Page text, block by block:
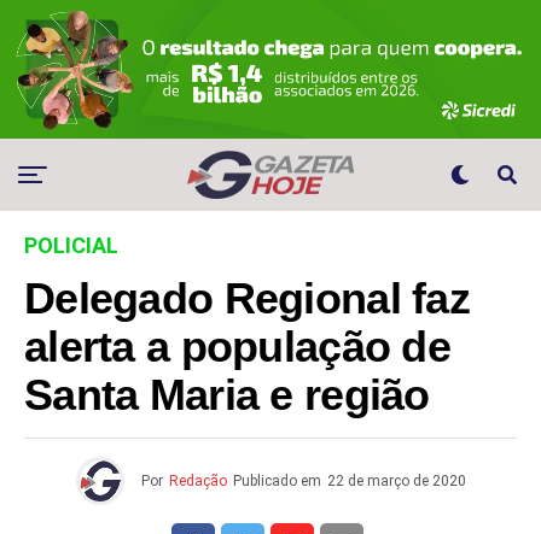
POLICIAL
Delegado Regional faz
alerta a população de
Santa Maria e região
Por Redação Publicado em 22 de março de 2020